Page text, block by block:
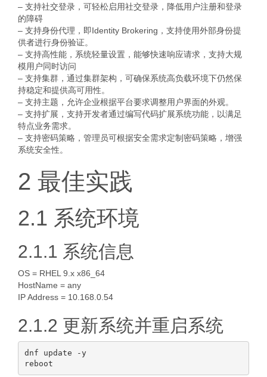
– 支持社交登录，可轻松启用社交登录，降低用户注册和登录
的障碍
– 支持身份代理，即Identity Brokering，支持使用外部身份提
供者进行身份验证。
– 支持高性能，系统轻量设置，能够快速响应请求，支持大规
模用户同时访问
– 支持集群，通过集群架构，可确保系统高负载环境下仍然保
持稳定和提供高可用性。
– 支持主题，允许企业根据平台要求调整用户界面的外观。
– 支持扩展，支持开发者通过编写代码扩展系统功能，以满足
特点业务需求。
– 支持密码策略，管理员可根据安全需求定制密码策略，增强
系统安全性。
2 最佳实践
2.1 系统环境
2.1.1 系统信息
OS = RHEL 9.x x86_64
HostName = any
IP Address = 10.168.0.54
2.1.2 更新系统并重启系统
dnf update -y